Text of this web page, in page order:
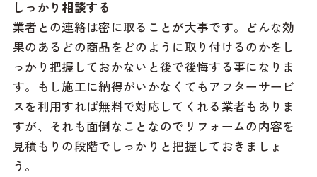
しっかり相談する
業者との連絡は密に取ることが大事です。どんな効
果のあるどの商品をどのように取り付けるのかをし
っかり把握しておかないと後で後悔する事になりま
す。もし施工に納得がいかなくてもアフターサービ
スを利用すれば無料で対応してくれる業者もありま
すが、それも面倒なことなのでリフォームの内容を
見積もりの段階でしっかりと把握しておきましょ
う。